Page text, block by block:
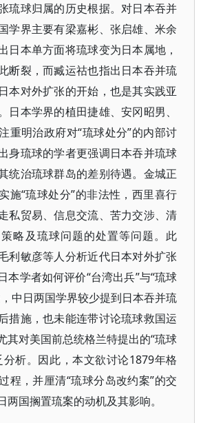
琉球归属的历史根据。对日本吞并
学界主要有梁嘉彬、张启雄、米余
日本单方面将琉球变为日本属地，
断裂，而臧运祜也指出日本吞并琉
本对外扩张的开始，也是其实践亚
日本学界的植田捷雄、安冈昭男、
重明治政府对“琉球处分”的内部讨
身琉球的学者更强调日本吞并琉球
统治琉球群岛的差别待遇。金城正
施“琉球处分”的非法性，西里喜行
私贸易、信息交流、苦力交涉、清
略及琉球问题的处置等问题。此
利敏彦等人分析近代日本对外扩张
本学者如何评价“台湾出兵”与“琉球
中日两国学界较少提到日本吞并琉
措施，也未能连带讨论琉球救国运
其对美国前总统格兰特提出的“琉球
分析。因此，本文欲讨论1879年格
程，并厘清“琉球分岛改约案”的交
两国搁置琉案的动机及其影响。